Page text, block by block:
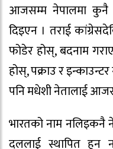
आजसम्म नेपालमा कुनै
दिइएन । तराई
फोडेर होस्, बदनाम
होस्, पक्राउ र
पनि मधेशी नेतालाई
भारतको नाम नलिइकनै
दललाई स्थापित हुन